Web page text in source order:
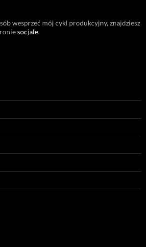
wesprzeć mój cykl produkcyjny, znajdziesz
socjale.